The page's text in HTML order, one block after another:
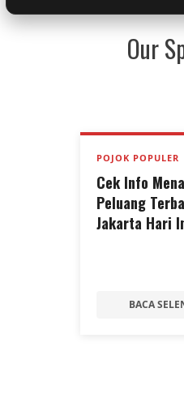
Our
POJOK POPULER
Cek Info
Peluang
Jakarta Hari
BACA